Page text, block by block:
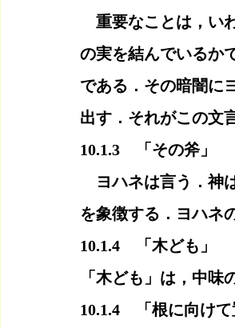
重要なことは，い
の実を結んでいるか
である．その暗闇に
出す．それがこの文
10.1.3　「その斧」
ヨハネは言う．神
を象徴する．ヨハネ
10.1.4　「木ども」
「木ども」は，中
10.1.4　「根に向けて